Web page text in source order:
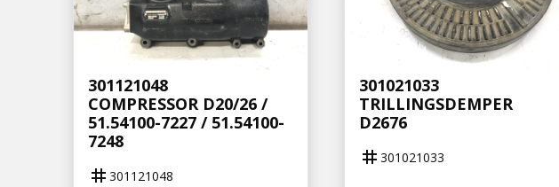
301121048
COMPRESSOR D20/26 /
51.54100-7227 / 51.54100-
7248
tag 301121048
301021033
TRILLINGSDEMPER
D2676
tag 301021033